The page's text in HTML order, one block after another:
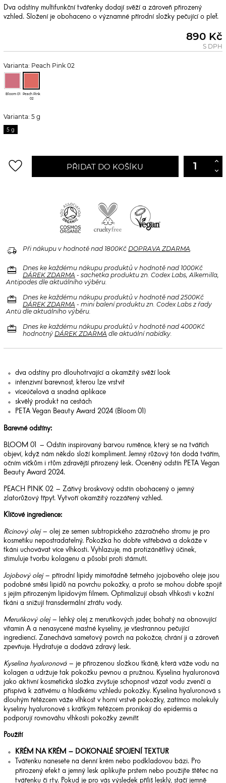
Dva odstíny multifunkční tvářenky dodají svěží a zároveň přirozený
vzhled. Složení je obohaceno o významné přírodní složky pečující o pleť.
890 Kč
S DPH
Varianta: Peach Pink 02
Bloom 01
Peach Pink
02
Varianta: 5 g
5 g
favorite_border PŘIDAT DO KOŠÍKU
delivery_truck_speed Při nákupu v hodnotě nad 1800Kč DOPRAVA ZDARMA.
redeem
Dnes ke každému nákupu produktů v hodnotě nad 1000Kč
DÁREK ZDARMA - sachetka produktu zn. Codex Labs, Alkemilla,
Antipodes dle aktuálního výběru.
redeem
Dnes ke každému nákupu produktů v hodnotě nad 2500Kč
DÁREK ZDARMA - mini balení produktu zn. Codex Labs z řady
Antü dle aktuálního výběru.
redeem
Dnes ke každému nákupu produktů v hodnotě nad 4000Kč
hodnotný DÁREK ZDARMA dle aktuální nabídky.
dva odstíny pro dlouhotrvající a okamžitý svěží look
intenzivní barevnost, kterou lze vrstvit
víceúčelová a snadná aplikace
skvělý produkt na cestách
PETA Vegan Beauty Award 2024 (Bloom 01)
Barevné odstíny:
BLOOM 01 – Odstín inspirovaný barvou ruměnce, který se na tvářích
objeví, když nám někdo složí kompliment. Jemný růžový tón dodá tvářím,
očním víčkům i rtům zdravější přirozený lesk. Oceněný odstín PETA Vegan
Beauty Award 2024.
PEACH PINK 02 – Zářivý broskvový odstín obohacený o jemný
zlatorůžový třpyt. Vytvoří okamžitý rozzářený vzhled.
Klíčové ingredience:
Ricinový olej– olej ze semen subtropického zázračného stromu je pro
kosmetiku nepostradatelný. Pokožka ho dobře vstřebává a dokáže v
tkáni uchovávat více vlhkosti. Vyhlazuje, má protizánětlivý účinek,
stimuluje tvorbu kolagenu a působí proti stárnutí.
Jojobový olej– přírodní lipidy mimořádně šetrného jojobového oleje jsou
podobné směsi lipidů na povrchu pokožky, a proto se mohou dobře spojit
s jejím přirozeným lipidovým filmem. Optimalizují obsah vlhkosti v kožní
tkáni a snižují transdermální ztrátu vody.
Meruňkový olej– lehký olej z meruňkových jader, bohatý na obnovující
vitamin A a nenasycené mastné kyseliny, je všestrannou pečující
ingrediencí. Zanechává sametový povrch na pokožce, chrání ji a zároveň
zpevňuje. Hydratuje a dodává zdravý lesk.
Kyselina hyaluronová– je přirozenou složkou tkáně, která váže vodu na
kolagen a udržuje tak pokožku pevnou a pružnou. Kyselina hyaluronová
jako aktivní kosmetická složka zvyšuje schopnost vázat vodu zvenčí a
přispívá k zářivému a hladkému vzhledu pokožky. Kyselina hyaluronová s
dlouhým řetězcem váže vlhkost v horní vrstvě pokožky, zatímco molekuly
kyseliny hyaluronové s krátkým řetězcem pronikají do epidermis a
podporují rovnováhu vlhkosti pokožky zevnitř.
Použití
KRÉM NA KRÉM – DOKONALÉ SPOJENÍ TEXTUR
Tvářenku nanesete na denní krém nebo podkladovou bázi. Pro
přirozený efekt a jemný lesk aplikujte prstem nebo použijte štětec na
tvářenku či rty. Pokud je pro vás výsledek příliš lesklý, stačí jemně